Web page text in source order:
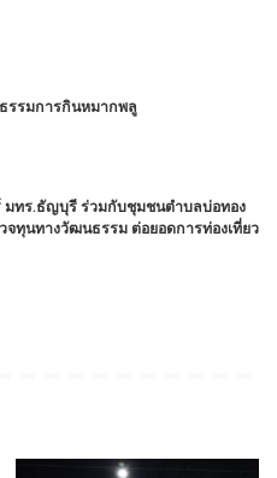
รรมการกินหมากพลู
ทร.ธัญบุรี ร่วมกับชุมชนตำบลบ่อทอง
จทุนทางวัฒนธรรม ต่อยอดการท่องเที่ยว